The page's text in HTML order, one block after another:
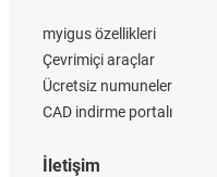
myigus özellikleri
Çevrimiçi araçlar
Ücretsiz numuneler
CAD indirme portalı
İletişim